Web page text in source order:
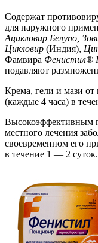
Содержат
для наружного
Ацикловир Белупо,
Цикловир (Индия),
Фамвира Фенистил®
подавляют
Крема, гели и мази от
(каждые 4 часа) в
Высокоэффективным
местного лечения
своевременном его
в течение 1 — 2 суток.